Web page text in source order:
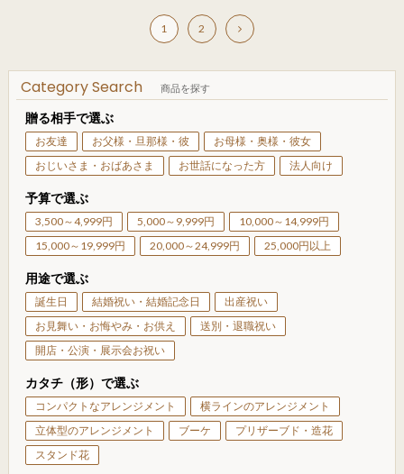
1 2
Category Search 商品を探す
贈る相手で選ぶ
お友達 お父様・旦那様・彼
お母様・奥様・彼女
おじいさま・おばあさま
お世話になった方 法人向け
予算で選ぶ
3,500～4,999円 5,000～9,999円
10,000～14,999円
15,000～19,999円
20,000～24,999円 25,000円以上
用途で選ぶ
誕生日 結婚祝い・結婚記念日
出産祝い
お見舞い・お悔やみ・お供え
送別・退職祝い
開店・公演・展示会お祝い
カタチ（形）で選ぶ
コンパクトなアレンジメント
横ラインのアレンジメント
立体型のアレンジメント
ブーケ
プリザーブド・造花
スタンド花